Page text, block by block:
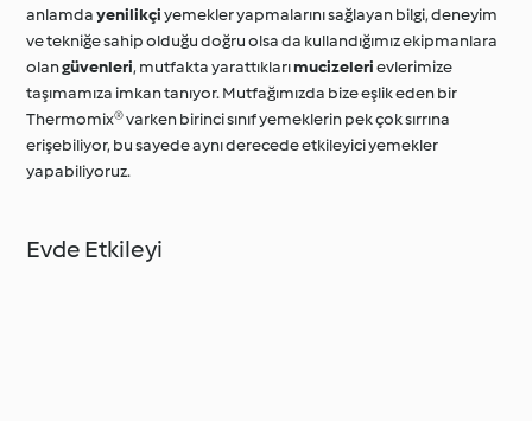
anlamdayenilikçiyemekler yapmalarını sağlayan bilgi, deneyim
ve tekniğe sahip olduğu doğru olsa da kullandığımız ekipmanlara
olangüvenleri, mutfakta yarattıklarımucizelerievlerimize
taşımamıza imkan tanıyor. Mutfağımızda bize eşlik eden bir
Thermomix® varken birinci sınıf yemeklerin pek çok sırrına
erişebiliyor, bu sayede aynı derecede etkileyici yemekler
yapabiliyoruz.
Evde Etkileyi